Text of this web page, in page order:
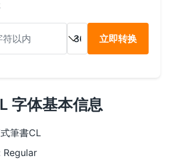
立即转换
字体基本信息
筆書CL
Regular